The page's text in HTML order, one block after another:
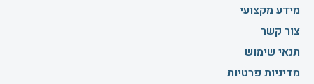
מידע מקצועי
צור קשר
תנאי שימוש
מדיניות פרטיות